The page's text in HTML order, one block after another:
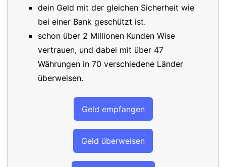
dein Geld mit der gleichen Sicherheit wie
bei einer Bank geschützt ist.
schon über 2 Millionen Kunden Wise
vertrauen, und dabei mit über 47
Währungen in 70 verschiedene Länder
überweisen.
Geld empfangen
Geld überweisen